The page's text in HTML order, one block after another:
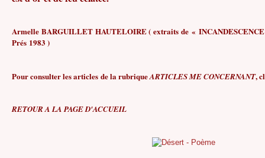
Armelle BARGUILLET HAUTELOIRE ( extraits de «
Prés 1983 )
Pour consulter les articles de la rubriqueARTICLES ME CONCERNANT,
RETOUR A LA PAGE D'ACCUEIL